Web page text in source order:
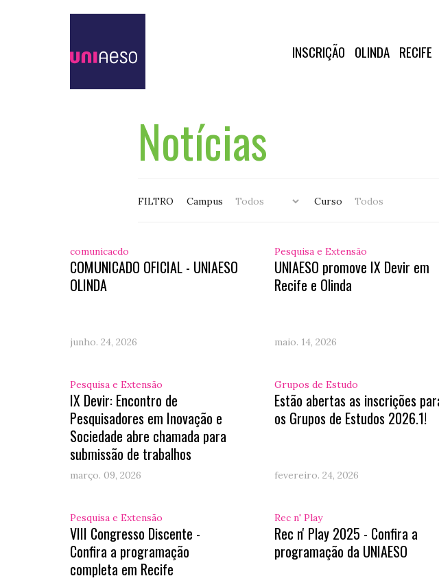
INSCRIÇÃO OLINDA RECIFE
Notícias
FILTRO Campus Curso
comunicacdo
COMUNICADO OFICIAL - UNIAESO
OLINDA
junho. 24, 2026
Pesquisa e Extensão
UNIAESO promove IX Devir em
Recife e Olinda
maio. 14, 2026
Pesquisa e Extensão
IX Devir: Encontro de
Pesquisadores em Inovação e
Sociedade abre chamada para
submissão de trabalhos
março. 09, 2026
Grupos de Estudo
Estão abertas as inscrições
os Grupos de Estudos 2026.1!
fevereiro. 24, 2026
Pesquisa e Extensão
VIII Congresso Discente -
Confira a programação
completa em Recife
Rec n' Play
Rec n' Play 2025 - Confira a
programação da UNIAESO